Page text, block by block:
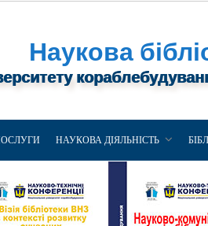
Наукова
НАУКОВА ДІЯЛЬНІСТЬ